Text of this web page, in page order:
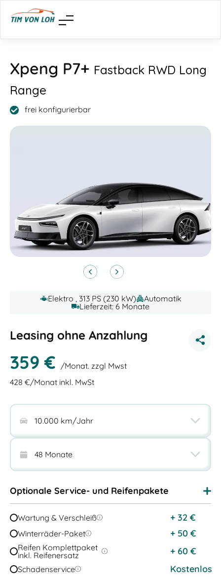
Xpeng P7+ Fastback RWD Long
Range
frei konfigurierbar
Elektro , 313 PS (230 kW)
Automatik
Lieferzeit: 6 Monate
Leasing ohne Anzahlung
359 € /Monat. zzgl Mwst
428 €/Monat inkl. MwSt
Optionale Service- und Reifenpakete
Wartung & Verschleiß + 32 €
Winterräder-Paket + 50 €
Reifen Komplettpaket
inkl. Reifenersatz
+ 60 €
Schadenservice Kostenlos